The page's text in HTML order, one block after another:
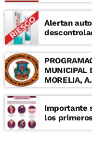
Alertan
MUNICIPAL
MORELIA,
Importante
los